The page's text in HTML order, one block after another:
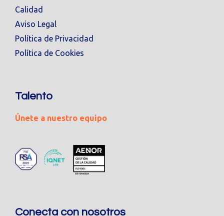
Calidad
Aviso Legal
Política de Privacidad
Política de Cookies
Talento
Únete a nuestro equipo
Conecta con nosotros